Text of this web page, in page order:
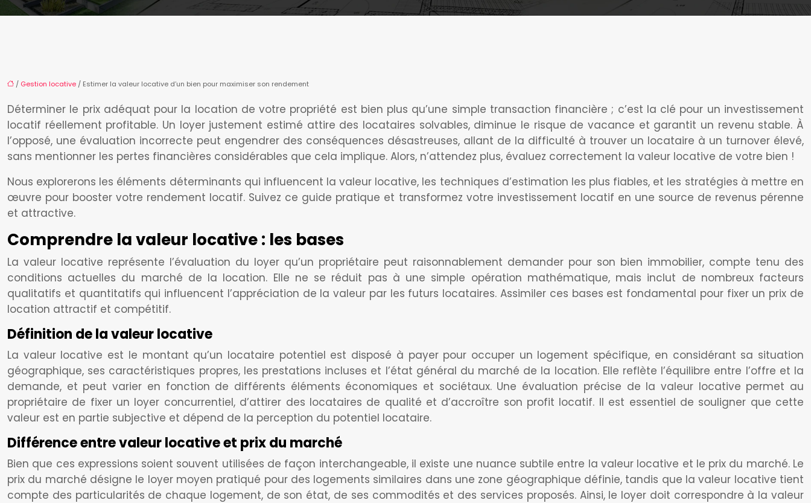
/ Gestion locative / Estimer la valeur locative d’un bien pour maximiser son rendement
Déterminer le prix adéquat pour la location de votre propriété est bien plus qu’une simple transaction financière ; c’est la clé pour un investissement
locatif réellement profitable. Un loyer justement estimé attire des locataires solvables, diminue le risque de vacance et garantit un revenu stable. À
l’opposé, une évaluation incorrecte peut engendrer des conséquences désastreuses, allant de la difficulté à trouver un locataire à un turnover élevé,
sans mentionner les pertes financières considérables que cela implique. Alors, n’attendez plus, évaluez correctement la valeur locative de votre bien !
Nous explorerons les éléments déterminants qui influencent la valeur locative, les techniques d’estimation les plus fiables, et les stratégies à mettre en
œuvre pour booster votre rendement locatif. Suivez ce guide pratique et transformez votre investissement locatif en une source de revenus pérenne
et attractive.
Comprendre la valeur locative : les bases
La valeur locative représente l’évaluation du loyer qu’un propriétaire peut raisonnablement demander pour son bien immobilier, compte tenu des
conditions actuelles du marché de la location. Elle ne se réduit pas à une simple opération mathématique, mais inclut de nombreux facteurs
qualitatifs et quantitatifs qui influencent l’appréciation de la valeur par les futurs locataires. Assimiler ces bases est fondamental pour fixer un prix de
location attractif et compétitif.
Définition de la valeur locative
La valeur locative est le montant qu’un locataire potentiel est disposé à payer pour occuper un logement spécifique, en considérant sa situation
géographique, ses caractéristiques propres, les prestations incluses et l’état général du marché de la location. Elle reflète l’équilibre entre l’offre et la
demande, et peut varier en fonction de différents éléments économiques et sociétaux. Une évaluation précise de la valeur locative permet au
propriétaire de fixer un loyer concurrentiel, d’attirer des locataires de qualité et d’accroître son profit locatif. Il est essentiel de souligner que cette
valeur est en partie subjective et dépend de la perception du potentiel locataire.
Différence entre valeur locative et prix du marché
Bien que ces expressions soient souvent utilisées de façon interchangeable, il existe une nuance subtile entre la valeur locative et le prix du marché. Le
prix du marché désigne le loyer moyen pratiqué pour des logements similaires dans une zone géographique définie, tandis que la valeur locative tient
compte des particularités de chaque logement, de son état, de ses commodités et des services proposés. Ainsi, le loyer doit correspondre à la valeur